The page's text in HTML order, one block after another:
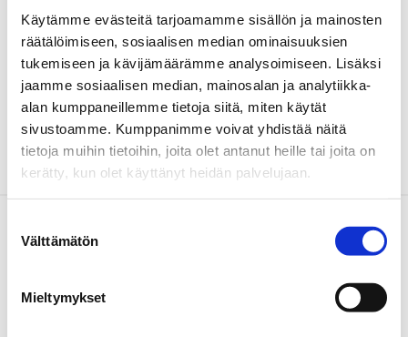
Käytämme evästeitä tarjoamamme sisällön ja mainosten
räätälöimiseen, sosiaalisen median ominaisuuksien
tukemiseen ja kävijämäärämme analysoimiseen. Lisäksi
jaamme sosiaalisen median, mainosalan ja analytiikka-
alan kumppaneillemme tietoja siitä, miten käytät
sivustoamme. Kumppanimme voivat yhdistää näitä
tietoja muihin tietoihin, joita olet antanut heille tai joita on
kerätty, kun olet käyttänyt heidän palvelujaan.
valinta
Välttämätön
Mieltymykset
+358 029 524 7840
Kirjoittajan blogeja